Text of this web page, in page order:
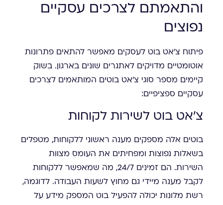
והתאמתם לצרכים עסקיים
נפוצים
פיתוח צ'אט בוט לעסקים מאפשר להתאים פתרונות
אוטומטיים מדויקים לאתגרים שונים בארגון. בשוק
קיימים מספר סוגי צ'אט בוטים המותאמים לצרכים
עסקיים ספציפיים:
צ'אט בוט לשירות לקוחות
בוטים אלה מספקים מענה ראשוני ללקוחות, מטפלים
בשאלות נפוצות ומפחיתים את העומס מצוות
השירות. הם זמינים 24/7, מה שמאפשר ללקוחות
לקבל מענה מיידי גם מחוץ לשעות העבודה. לדוגמה,
רשת מלונות יכולה להפעיל בוט המספק מידע על